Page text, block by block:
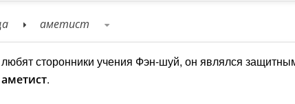
аметист
сторонники учения Фэн-шуй, он являлся
аметист.